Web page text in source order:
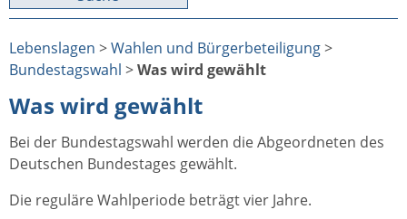
Lebenslagen >Wahlen und Bürgerbeteiligung>
Bundestagswahl >Was wird gewählt
Was wird gewählt
Bei der Bundestagswahl werden die Abgeordneten des
Deutschen Bundestages gewählt.
Die reguläre Wahlperiode beträgt vier Jahre.